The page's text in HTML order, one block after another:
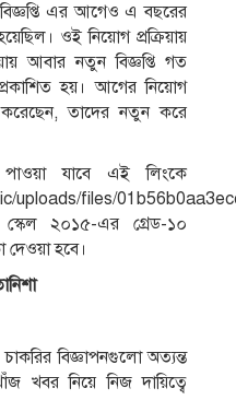
এর আগেও এ বছরের
ওই নিয়োগ প্রক্রিয়ায়
আবার নতুন বিজ্ঞপ্তি গত
হয়। আগের নিয়োগ
করেছেন, তাদের নতুন করে
পাওয়া যাবে এই লিংকে
uploads/files/
স্কেল ২০১৫-এর গ্রেড-১০
হবে।
বিজ্ঞাপনগুলাে অত্যন্ত
খবর নিয়ে নিজ দায়িত্বে